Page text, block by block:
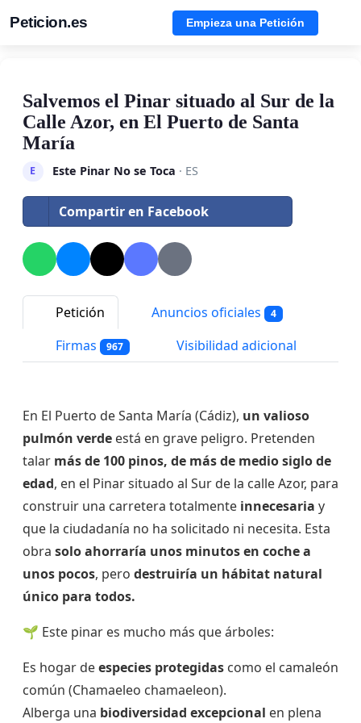
Peticion.es Empieza una Petición
Salvemos el Pinar situado al Sur de la
Calle Azor, en El Puerto de Santa
María
E Este Pinar No se Toca · ES
Compartir en Facebook
Petición Anuncios oficiales 4
Firmas 967 Visibilidad adicional
En El Puerto de Santa María (Cádiz), un valioso
pulmón verde está en grave peligro. Pretenden
talar más de 100 pinos, de más de medio siglo de
edad, en el Pinar situado al Sur de la calle Azor, para
construir una carretera totalmente innecesaria y
que la ciudadanía no ha solicitado ni necesita. Esta
obra solo ahorraría unos minutos en coche a
unos pocos, pero destruiría un hábitat natural
único para todos.
🌱 Este pinar es mucho más que árboles:
Es hogar deespecies protegidas como el camaleón
común (Chamaeleo chamaeleon).
Alberga una biodiversidad excepcional en plena